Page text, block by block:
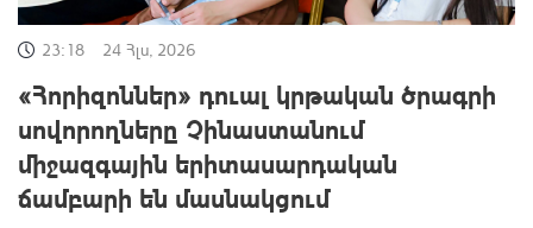
23:18 24 Հլս, 2026
«Հորիզոններ» դուալ կրթական ծրագրի
սովորողները Չինաստանում
միջազգային երիտասարդական
ճամբարի են մասնակցում